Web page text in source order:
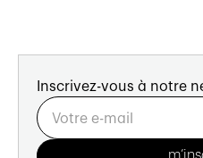
Inscrivez-vous à notre